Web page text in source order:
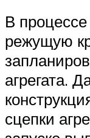
В
режущую
агрегата.
сцепки